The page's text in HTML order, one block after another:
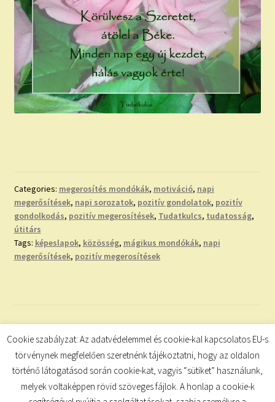
Categories: megerosítés mondókák, motiváció, napi
megerősítések, napi sorozatok, pozitív gondolatok, pozitív
gondolkodás, pozitív megerosítések, Tudatkulcs, tudatosság,
útitárs
Tags: képeslapok, közösség, mágikus mondókák, napi
megerősítések, pozitív megerosítések
Bejegyzések
lapozása
1 2 Következő
Cookie szabályzat: Az adatvédelemmel és cookie-kal kapcsolatos EU-s
törvénynek megfelelően szeretnénk tájékoztatni, hogy az oldalon
történő látogatásod során cookie-kat, vagyis “sütiket” használunk,
melyek voltaképpen rövid szöveges fájlok. A honlap a cookie-k